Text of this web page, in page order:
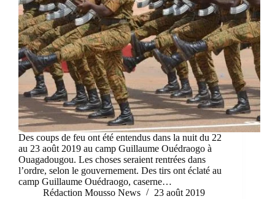
Des coups de feu ont été entendus dans la nuit du 22
au 23 août 2019 au camp Guillaume Ouédraogo à
Ouagadougou. Les choses seraient rentrées dans
l’ordre, selon le gouvernement. Des tirs ont éclaté au
camp Guillaume Ouédraogo, caserne…
Rédaction Mousso News
23 août 2019